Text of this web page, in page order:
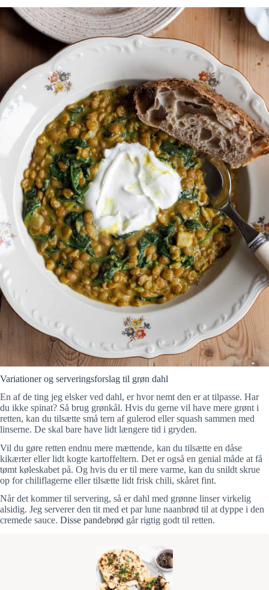
Variationer og serveringsforslag til grøn dahl
En af de ting jeg elsker ved dahl, er hvor nemt den er at tilpasse. Har
du ikke spinat? Så brug grønkål. Hvis du gerne vil have mere grønt i
retten, kan du tilsætte små tern af gulerod eller squash sammen med
linserne. De skal bare have lidt længere tid i gryden.
Vil du gøre retten endnu mere mættende, kan du tilsætte en dåse
kikærter eller lidt kogte kartoffeltern. Det er også en genial måde at få
tømt køleskabet på. Og hvis du er til mere varme, kan du snildt skrue
op for chiliflagerne eller tilsætte lidt frisk chili, skåret fint.
Når det kommer til servering, så er dahl med grønne linser virkelig
alsidig. Jeg serverer den tit med et par lune naanbrød til at dyppe i den
cremede sauce. Disse pandebrød går rigtig godt til retten.